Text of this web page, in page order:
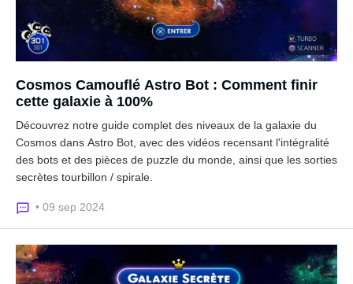
Cosmos Camouflé Astro Bot : Comment finir
cette galaxie à 100%
Découvrez notre guide complet des niveaux de la galaxie du
Cosmos dans Astro Bot, avec des vidéos recensant l'intégralité
des bots et des pièces de puzzle du monde, ainsi que les sorties
secrètes tourbillon / spirale.
• 09 sep 2024